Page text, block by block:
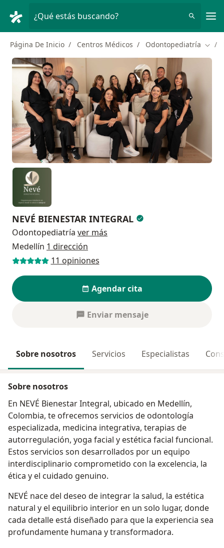
¿Qué estás buscando?
Página De Inicio Centros Médicos Odontopediatría
NEVÉ BIENESTAR INTEGRAL
Odontopediatría ver más
Medellín 1 dirección
11 opiniones
Agendar cita
Enviar mensaje
Sobre nosotros Servicios Especialistas
Sobre nosotros
En NEVÉ Bienestar Integral, ubicado en Medellín,
Colombia, te ofrecemos servicios de odontología
especializada, medicina integrativa, terapias de
autorregulación, yoga facial y estética facial funcional.
Estos servicios son desarrollados por un equipo
interdisciplinario comprometido con la excelencia, la
ética y el cuidado genuino.
NEVÉ nace del deseo de integrar la salud, la estética
natural y el equilibrio interior en un solo lugar, donde
cada detalle está diseñado para que la experiencia sea
profundamente humana y transformadora.